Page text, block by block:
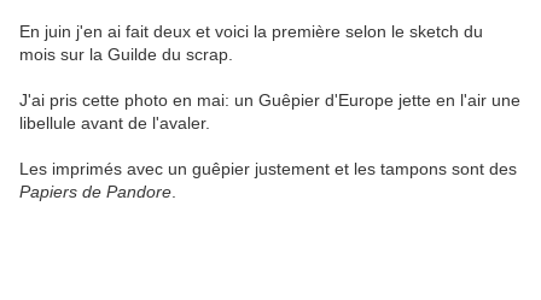
En juin j'en ai fait deux et voici la première selon le sketch du
mois sur la Guilde du scrap.
J'ai pris cette photo en mai: un Guêpier d'Europe jette en l'air une
libellule avant de l'avaler.
Les imprimés avec un guêpier justement et les tampons sont des
Papiers de Pandore